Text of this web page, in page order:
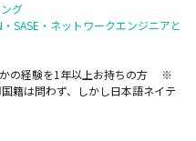
グ
SASE・ネットワークエンジニアと
の経験を1年以上お持ちの方 ※
籍は問わず、しかし日本語ネイテ